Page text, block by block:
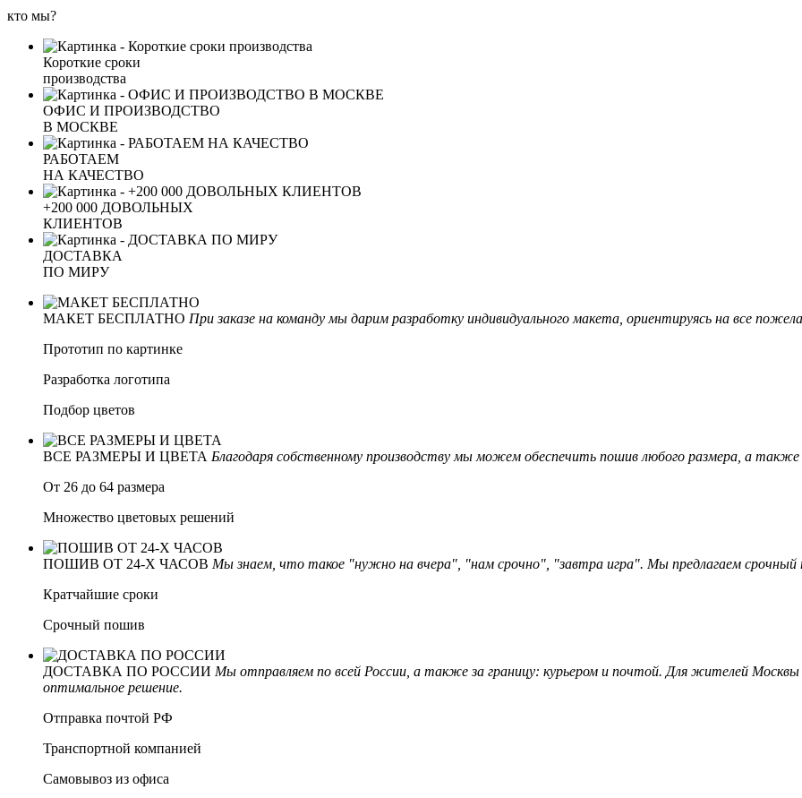
кто мы?
Короткие сроки
производства
ОФИС И ПРОИЗВОДСТВО
В МОСКВЕ
РАБОТАЕМ
НА КАЧЕСТВО
+200 000 ДОВОЛЬНЫХ
КЛИЕНТОВ
ДОСТАВКА
ПО МИРУ
МАКЕТ БЕСПЛАТНО При заказе на команду мы дарим разработку индивидуального макета, ориентируясь на все
Прототип по картинке
Разработка логотипа
Подбор цветов
ВСЕ РАЗМЕРЫ И ЦВЕТА Благодаря собственному производству мы можем обеспечить пошив любого размера, а
От 26 до 64 размера
Множество цветовых решений
ПОШИВ ОТ 24-Х ЧАСОВ Мы знаем, что такое "нужно на вчера", "нам срочно", "завтра игра". Мы предлагаем срочный
Кратчайшие сроки
Срочный пошив
ДОСТАВКА ПО РОССИИ Мы отправляем по всей России, а также за границу: курьером и почтой. Для жителей
оптимальное решение.
Отправка почтой РФ
Транспортной компанией
Самовывоз из офиса